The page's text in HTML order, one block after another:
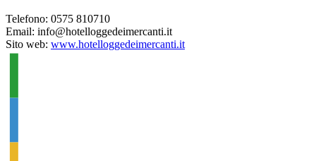
Telefono: 0575 810710
Email: info@hotelloggedeimercanti.it
Sito web: www.hotelloggedeimercanti.it